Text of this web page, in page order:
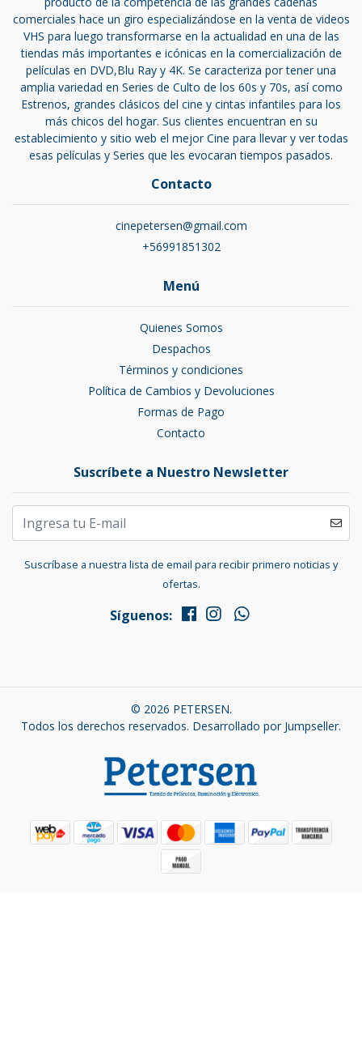
comerciales hace un giro especializándose en la venta de videos
VHS para luego transformarse en la actualidad en una de las
tiendas más importantes e icónicas en la comercialización de
películas en DVD,Blu Ray y 4K. Se caracteriza por tener una
amplia variedad en Series de Culto de los 60s y 70s, así como
Estrenos, grandes clásicos del cine y cintas infantiles para los
más chicos del hogar. Sus clientes encuentran en su
establecimiento y sitio web el mejor Cine para llevar y ver todas
esas películas y Series que les evocaran tiempos pasados.
Contacto
cinepetersen@gmail.com
+56991851302
Menú
Quienes Somos
Despachos
Términos y condiciones
Política de Cambios y Devoluciones
Formas de Pago
Contacto
Suscríbete a Nuestro Newsletter
Suscríbase a nuestra lista de email para recibir primero noticias y
ofertas.
Síguenos:
© 2026 PETERSEN.
Todos los derechos reservados. Desarrollado por Jumpseller.